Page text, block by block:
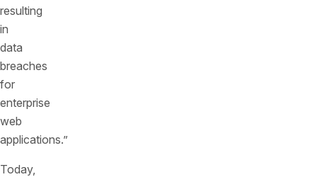
resulting
in
data
breaches
for
enterprise
web
applications.”
Today,